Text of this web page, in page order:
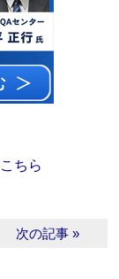
ちら
次の記事 »